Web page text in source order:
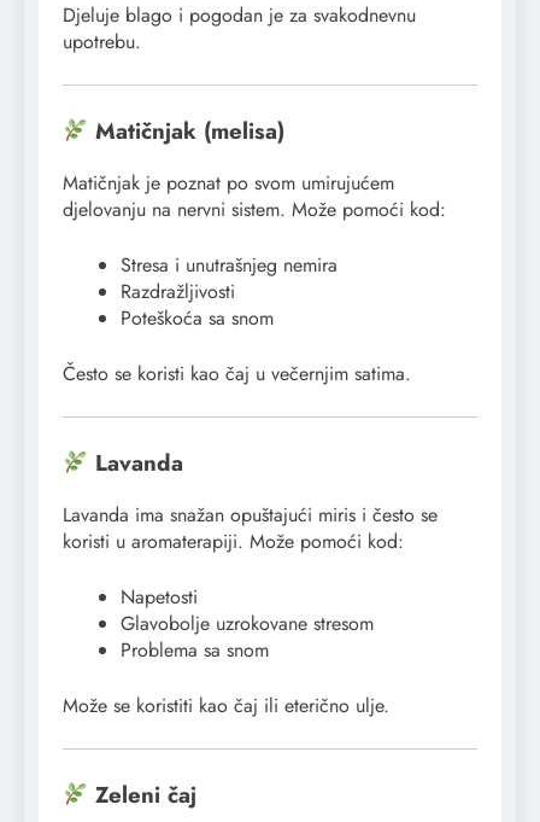
Djeluje blago i pogodan je za svakodnevnu
upotrebu.
Matičnjak (melisa)
Matičnjak je poznat po svom umirujućem
djelovanju na nervni sistem. Može pomoći kod:
Stresa i unutrašnjeg nemira
Razdražljivosti
Poteškoća sa snom
Često se koristi kao čaj u večernjim satima.
Lavanda
Lavanda ima snažan opuštajući miris i često se
koristi u aromaterapiji. Može pomoći kod:
Napetosti
Glavobolje uzrokovane stresom
Problema sa snom
Može se koristiti kao čaj ili eterično ulje.
Zeleni čaj